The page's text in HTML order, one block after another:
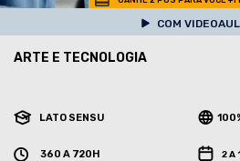
COM
ARTE E TECNOLOGIA
LATO SENSU
360 A 720H 2 A